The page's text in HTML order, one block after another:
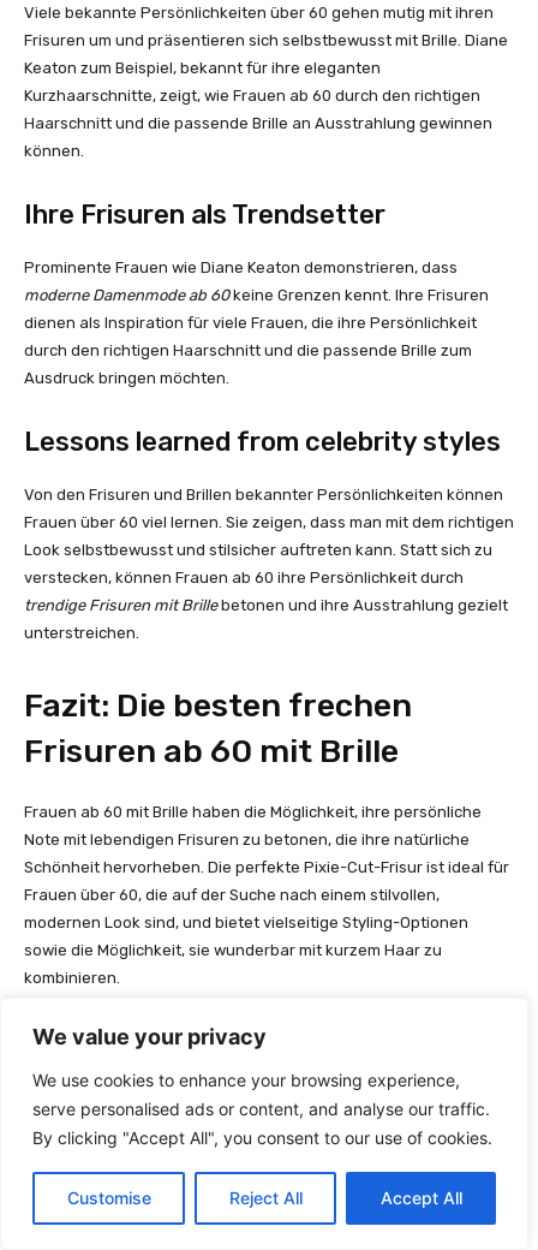
We value your privacy
We use cookies to enhance your browsing experience,
serve personalised ads or content, and analyse our traffic.
By clicking "Accept All", you consent to our use of cookies.
Customise Reject All Accept All
Viele bekannte Persönlichkeiten über 60 gehen mutig mit ihren
Frisuren um und präsentieren sich selbstbewusst mit Brille. Diane
Keaton zum Beispiel, bekannt für ihre eleganten
Kurzhaarschnitte, zeigt, wie Frauen ab 60 durch den richtigen
Haarschnitt und die passende Brille an Ausstrahlung gewinnen
können.
Ihre Frisuren als Trendsetter
Prominente Frauen wie Diane Keaton demonstrieren, dass
moderne Damenmode ab 60keine Grenzen kennt. Ihre Frisuren
dienen als Inspiration für viele Frauen, die ihre Persönlichkeit
durch den richtigen Haarschnitt und die passende Brille zum
Ausdruck bringen möchten.
Lessons learned from celebrity styles
Von den Frisuren und Brillen bekannter Persönlichkeiten können
Frauen über 60 viel lernen. Sie zeigen, dass man mit dem richtigen
Look selbstbewusst und stilsicher auftreten kann. Statt sich zu
verstecken, können Frauen ab 60 ihre Persönlichkeit durch
trendige Frisuren mit Brillebetonen und ihre Ausstrahlung gezielt
unterstreichen.
Fazit: Die besten frechen
Frisuren ab 60 mit Brille
Frauen ab 60 mit Brille haben die Möglichkeit, ihre persönliche
Note mit lebendigen Frisuren zu betonen, die ihre natürliche
Schönheit hervorheben. Die perfekte Pixie-Cut-Frisur ist ideal für
Frauen über 60, die auf der Suche nach einem stilvollen,
modernen Look sind, und bietet vielseitige Styling-Optionen
sowie die Möglichkeit, sie wunderbar mit kurzem Haar zu
kombinieren.
Zusammenfassung der wichtigsten
Tipps
Der Pixie-Cut punktet mit verschiedenen Varianten wie dem
Varianten des Pixie-Cuts reichen von klassisch bis lockig und